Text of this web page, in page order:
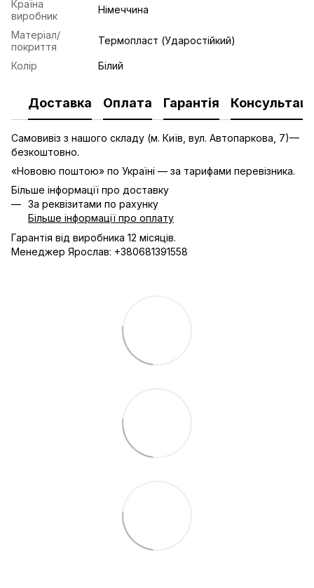
Країна
виробник
Німеччина
Матеріал/
покриття
Термопласт (Ударостійкий)
Колір Білий
Доставка Оплата Гарантія
Самовивіз з нашого складу (м. Київ, вул. Автопаркова, 7)—
безкоштовно.
«Нововю поштою» по Україні — за тарифами перевізника.
Більше інформації про доставку
За реквізитами по рахунку
Більше інформації про оплату
Гарантія від виробника 12 місяців.
Менеджер Ярослав: +380681391558